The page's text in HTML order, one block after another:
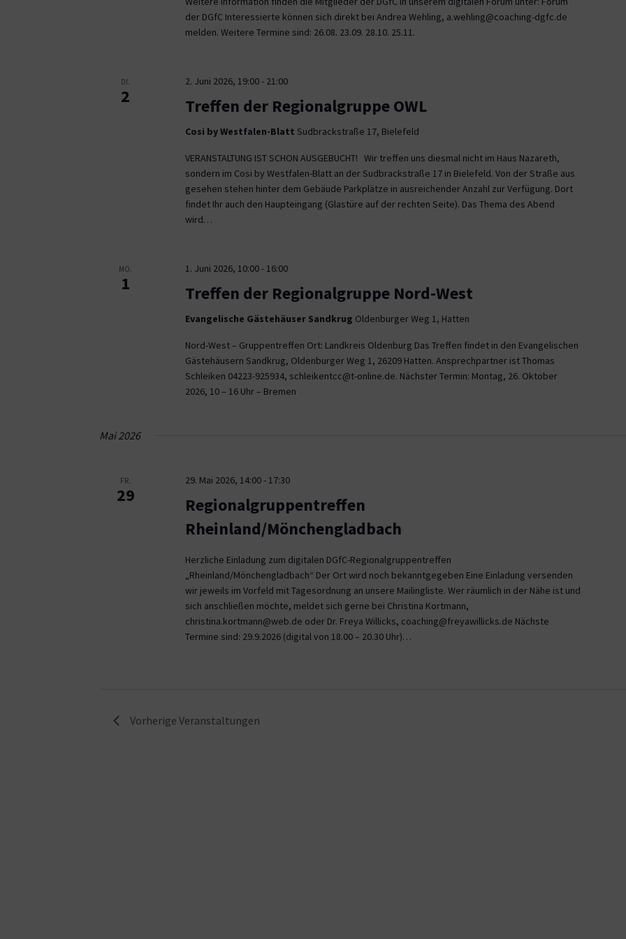
der DGfC Interessierte können sich direkt bei Andrea Wehling, a.wehling@coaching-dgfc.de
melden. Weitere Termine sind: 26.08. 23.09. 28.10. 25.11.
DI.
2
2. Juni 2026, 19:00- 21:00
Treffen der Regionalgruppe OWL
Cosi by Westfalen-Blatt Sudbrackstraße 17, Bielefeld
VERANSTALTUNG IST SCHON AUSGEBUCHT! Wir treffen uns diesmal nicht im Haus Nazareth,
sondern im Cosi by Westfalen-Blatt an der Sudbrackstraße 17 in Bielefeld. Von der Straße aus
gesehen stehen hinter dem Gebäude Parkplätze in ausreichender Anzahl zur Verfügung. Dort
findet Ihr auch den Haupteingang (Glastüre auf der rechten Seite). Das Thema des Abend
wird…
MO.
1
1. Juni 2026, 10:00- 16:00
Treffen der Regionalgruppe Nord-West
Evangelische Gästehäuser Sandkrug Oldenburger Weg 1, Hatten
Nord-West – Gruppentreffen Ort: Landkreis Oldenburg Das Treffen findet in den Evangelischen
Gästehäusern Sandkrug, Oldenburger Weg 1, 26209 Hatten. Ansprechpartner ist Thomas
Schleiken 04223-925934, schleikentcc@t-online.de. Nächster Termin: Montag, 26. Oktober
2026, 10 – 16 Uhr – Bremen
Mai 2026
FR.
29
29. Mai 2026, 14:00- 17:30
Regionalgruppentreffen
Rheinland/Mönchengladbach
Herzliche Einladung zum digitalen DGfC-Regionalgruppentreffen
„Rheinland/Mönchengladbach“ Der Ort wird noch bekanntgegeben Eine Einladung versenden
wir jeweils im Vorfeld mit Tagesordnung an unsere Mailingliste. Wer räumlich in der Nähe ist und
sich anschließen möchte, meldet sich gerne bei Christina Kortmann,
christina.kortmann@web.de oder Dr. Freya Willicks, coaching@freyawillicks.de Nächste
Termine sind: 29.9.2026 (digital von 18.00 – 20.30 Uhr)…
Vorherige Veranstaltungen